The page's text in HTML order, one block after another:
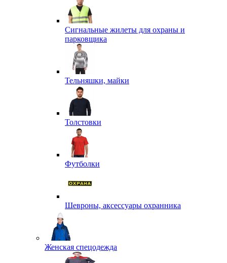
Сигнальные жилеты для охраны и
парковщика
Тельняшки, майки
Толстовки
Футболки
Шевроны, аксессуары охранника
Женская спецодежда